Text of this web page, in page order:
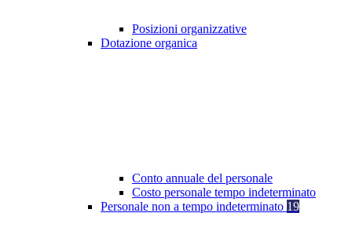
Posizioni organizzative
Dotazione organica
Conto annuale del personale
Costo personale tempo indeterminato
Personale non a tempo indeterminato 19